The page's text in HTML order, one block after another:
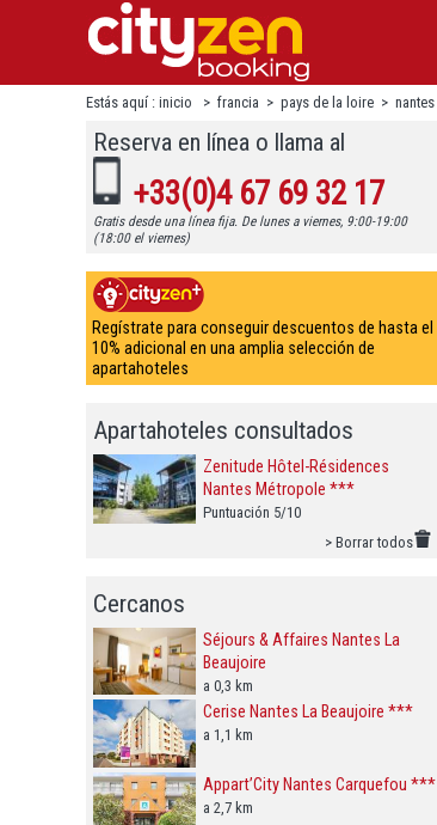
Estás aquí : inicio > francia > pays de la loire > nantes
Reserva en línea o llama al
+33(0)4 67 69 32 17
Gratis desde una línea fija. De lunes a viernes, 9:00-19:00
(18:00 el viernes)
Regístrate para conseguir descuentos de hasta el
10% adicional en una amplia selección de
apartahoteles
Apartahoteles consultados
Zenitude Hôtel-Résidences
Nantes Métropole ***
Puntuación 5/10
> Borrar todos
Cercanos
Séjours & Affaires Nantes La
Beaujoire
a 0,3 km
Cerise Nantes La Beaujoire ***
a 1,1 km
Appart’City Nantes Carquefou ***
a 2,7 km